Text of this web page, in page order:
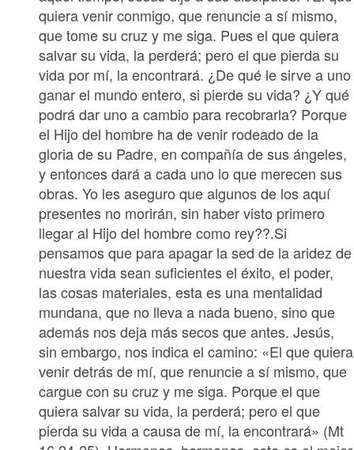
quiera venir conmigo, que renuncie a sí mismo,
que tome su cruz y me siga. Pues el que quiera
salvar su vida, la perderá; pero el que pierda su
vida por mí, la encontrará. ¿De qué le sirve a uno
ganar el mundo entero, si pierde su vida? ¿Y qué
podrá dar uno a cambio para recobrarla? Porque
el Hijo del hombre ha de venir rodeado de la
gloria de su Padre, en compañía de sus ángeles,
y entonces dará a cada uno lo que merecen sus
obras. Yo les aseguro que algunos de los aquí
presentes no morirán, sin haber visto primero
llegar al Hijo del hombre como rey??.Si
pensamos que para apagar la sed de la aridez de
nuestra vida sean suficientes el éxito, el poder,
las cosas materiales, esta es una mentalidad
mundana, que no lleva a nada bueno, sino que
además nos deja más secos que antes. Jesús,
sin embargo, nos indica el camino: «El que quiera
venir detrás de mí, que renuncie a sí mismo, que
cargue con su cruz y me siga. Porque el que
quiera salvar su vida, la perderá; pero el que
pierda su vida a causa de mí, la encontrará» (Mt